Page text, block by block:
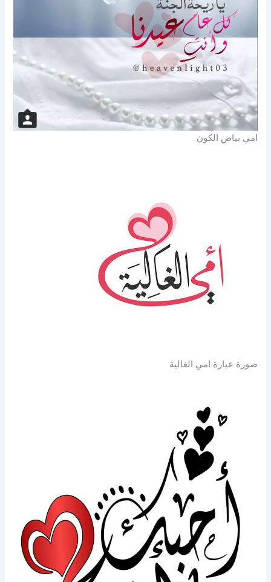
امي بياض الكون
صورة عبارة امي الغالية